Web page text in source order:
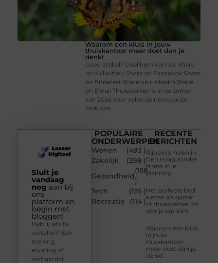
Waarom een kluis in jouw
thuiskantoor meer doet dan je
denkt
Goed artikel? Deel hem dan op: Share
on X (Twitter) Share on Facebook Share
on Pinterest Share on LinkedIn Share
on Email Thuiswerken is in de zomer
van 2026 voor velen de normaalste
zaak van
POPULAIRE
ONDERWERPEN
Wonen
(493 )
Zakelijk
(298 )
Gezondheid
(158
)
Tech
(135 )
Recreatie
(114 )
RECENTE
BERICHTEN
Rijbewijs halen in
Den Haag zonder
stress in je
planning
Het perfecte bed
kiezen als gamer
of thuiswerker: zo
doe je dat slim
Waarom een kluis
in jouw
thuiskantoor
meer doet dan je
denkt
Sluit je
vandaag
nog aan bij
ons
platform en
begin met
bloggen!
Heb jij iets te
vertellen? Een
mening,
ervaring of
verhaal dat